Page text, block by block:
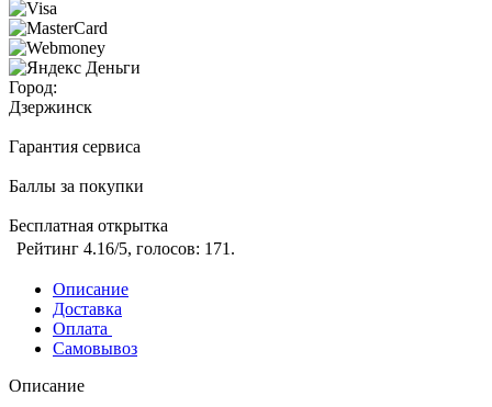
Город:
Дзержинск
Гарантия сервиса
Баллы за покупки
Бесплатная открытка
Рейтинг 4.16/5, голосов: 171 .
Описание
Доставка
Оплата
Самовывоз
Описание